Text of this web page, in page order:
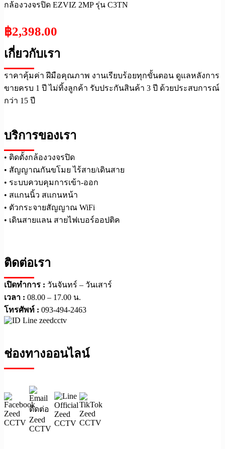
กล้องวงจรปิด EZVIZ 2MP รุ่น C3TN
฿2,398.00
เกี่ยวกับเรา
ราคาคุ้มค่า ฝีมือคุณภาพ งานเรียบร้อยทุกขั้นตอน ดูแลหลังการ
ขายครบ 1 ปี ไม่ทิ้งลูกค้า รับประกันสินค้า 3 ปี ด้วยประสบการณ์
กว่า 15 ปี
บริการของเรา
• ติดตั้งกล้องวงจรปิด
• สัญญาณกันขโมย ไร้สาย/เดินสาย
• ระบบควบคุมการเข้า-ออก
• สแกนนิ้ว สแกนหน้า
• ตัวกระจายสัญญาณ WiFi
• เดินสายแลน สายไฟเบอร์ออปติค
ติดต่อเรา
เปิดทำการ : วันจันทร์ – วันเสาร์
เวลา : 08.00 – 17.00 น.
โทรศัพท์ : 093-494-2463
ช่องทางออนไลน์